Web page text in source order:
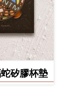
矽膠杯墊